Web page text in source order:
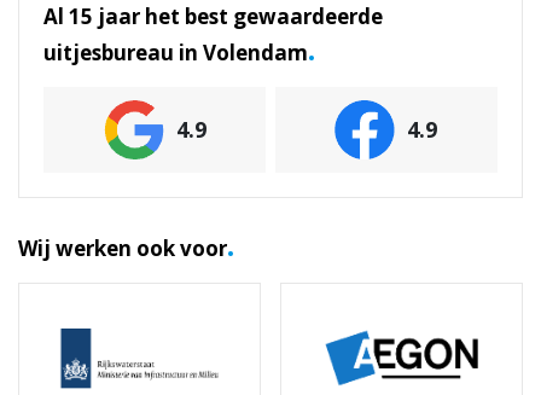
Al 15 jaar het best gewaardeerde
uitjesbureau in Volendam.
4.9 4.9
Wij werken ook voor.